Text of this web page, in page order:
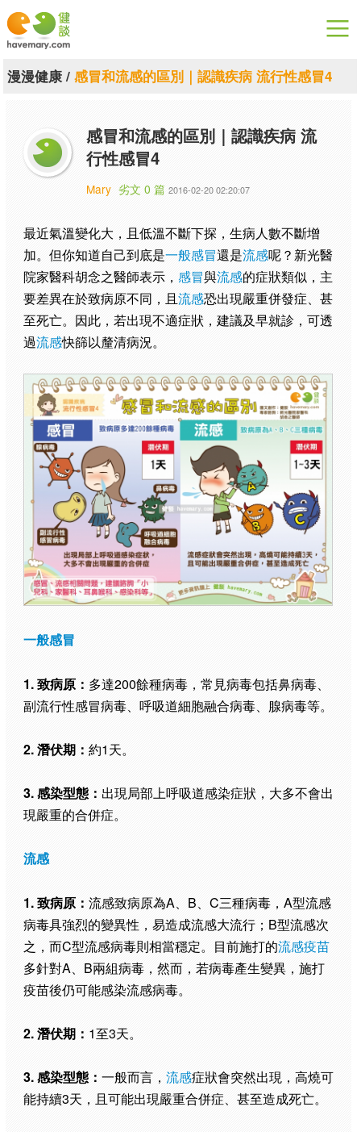
漫漫健康
關於健談
聯絡我們
漫漫健康/ 感冒和流感的區別｜認識疾病 流行性感冒4
感冒和流感的區別｜認識疾病 流
行性感冒4
Mary 劣文 0 篇 2016-02-20 02:20:07
最近氣溫變化大，且低溫不斷下探，生病人數不斷增
加。但你知道自己到底是一般感冒還是流感呢？新光醫
院家醫科胡念之醫師表示， 感冒與流感的症狀類似，主
要差異在於致病原不同，且流感恐出現嚴重併發症、甚
至死亡。因此，若出現不適症狀，建議及早就診，可透
過流感快篩以釐清病況。
一般感冒
1. 致病原： 多達200餘種病毒，常見病毒包括鼻病毒、
副流行性感冒病毒、呼吸道細胞融合病毒、腺病毒等。
2. 潛伏期： 約1天。
3. 感染型態： 出現局部上呼吸道感染症狀，大多不會出
現嚴重的合併症。
流感
1. 致病原： 流感致病原為A、B、C三種病毒，A型流感
病毒具強烈的變異性，易造成流感大流行；B型流感次
之，而C型流感病毒則相當穩定。目前施打的流感疫苗
多針對A、B兩組病毒，然而，若病毒產生變異，施打
疫苗後仍可能感染流感病毒。
2. 潛伏期： 1至3天。
3. 感染型態： 一般而言， 流感症狀會突然出現，高燒可
能持續3天，且可能出現嚴重合併症、甚至造成死亡。